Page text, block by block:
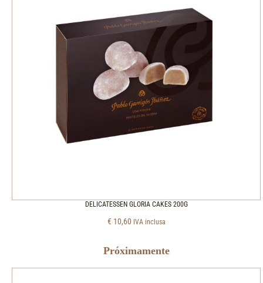
DELICATESSEN GLORIA CAKES 200G
€ 10,60 IVA inclusa
Próximamente